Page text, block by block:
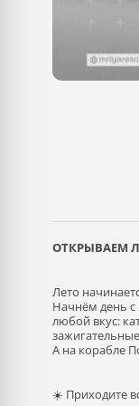
ОТКРЫВАЕМ
Лето
Начнём день
любой вкус:
А на корабле
☀️ Приходите